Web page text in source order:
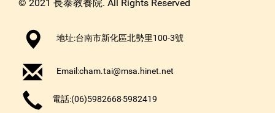
© 2021 長泰教養院. All Rights Reserved
地址:台南市新化區北勢里100-3號
Email:cham.tai@msa.hinet.net
電話:(06)5982668‧5982419